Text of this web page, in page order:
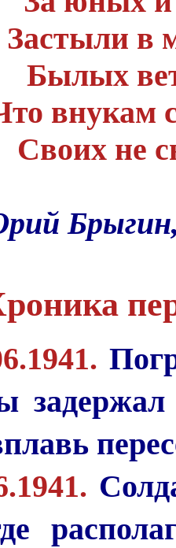
Застыли в
Былых
внукам
Своих не
Брыгин,